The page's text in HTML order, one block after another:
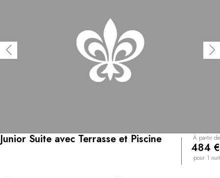
Junior Suite avec Terrasse et Piscine À partir de
484 €
pour 1 nuit